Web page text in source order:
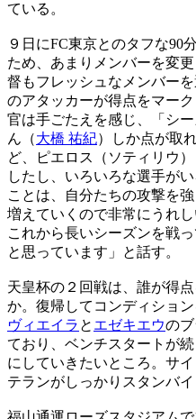
ている。
９日にFC東京とのタフな90
ため、あまりメンバーを変
督もフレッシュなメンバー
のアタッカーが得点をマー
官は手ごたえを感じ、「シ
ん（大橋 祐紀）しか点が取
ど、ピエロス（ソティリウ
したし、いろいろな選手が
ことは、自分たちの攻撃を
増えていくので非常にうれ
これから長いシーズンを戦
と思っています」と話す。
天皇杯の２回戦は、誰が得
か。復帰してコンディショ
ヴィエイラ と エゼキエウの
ており、ベンチスタートが続
にしていきたいところ。サ
テランがしっかりスタンバイ